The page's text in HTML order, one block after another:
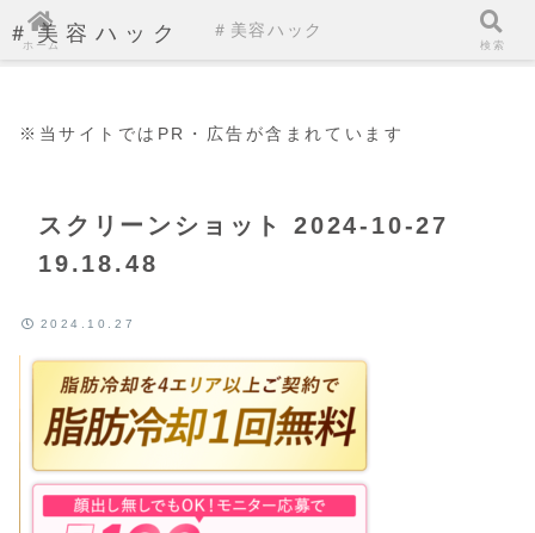
＃美容ハック
※当サイトではPR・広告が含まれています
スクリーンショット 2024-10-27
19.18.48
2024.10.27
ホーム
＃美容ハック
検索